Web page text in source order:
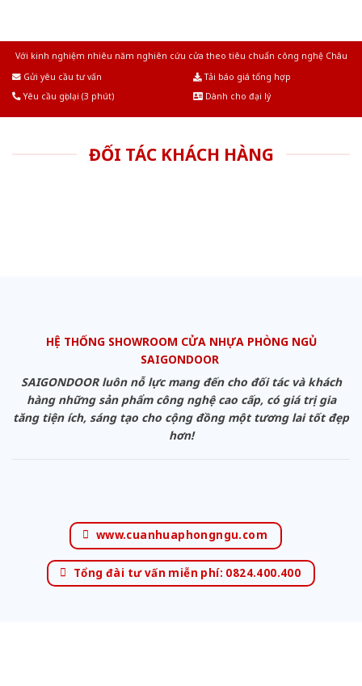
Với kinh nghiệm nhiêu năm nghiên cứu cửa theo tiêu chuẩn công nghệ Châu
Gửi yêu cầu tư vấn
Tải báo giá tổng hợp
Yêu cầu gọi lại (3 phút)
Dành cho đại lý
ĐỐI TÁC KHÁCH HÀNG
HỆ THỐNG SHOWROOM CỬA NHỰA PHÒNG NGỦ
SAIGONDOOR
SAIGONDOOR luôn nỗ lực mang đến cho đối tác và khách
hàng những sản phẩm công nghệ cao cấp, có giá trị gia
tăng tiện ích, sáng tạo cho cộng đồng một tương lai tốt đẹp
hơn!
www.cuanhuaphongngu.com
Tổng đài tư vấn miễn phí: 0824.400.400